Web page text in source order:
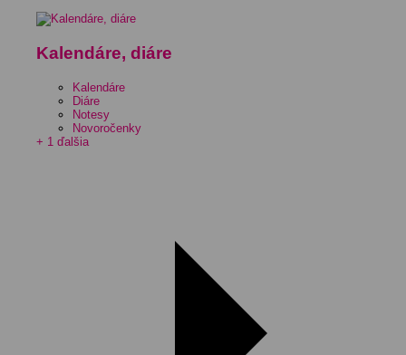
Kalendáre, diáre
Kalendáre
Diáre
Notesy
Novoročenky
+ 1 ďalšia